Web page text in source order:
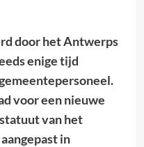
door het Antwerps
enige tijd
voor een nieuwe
van het
in